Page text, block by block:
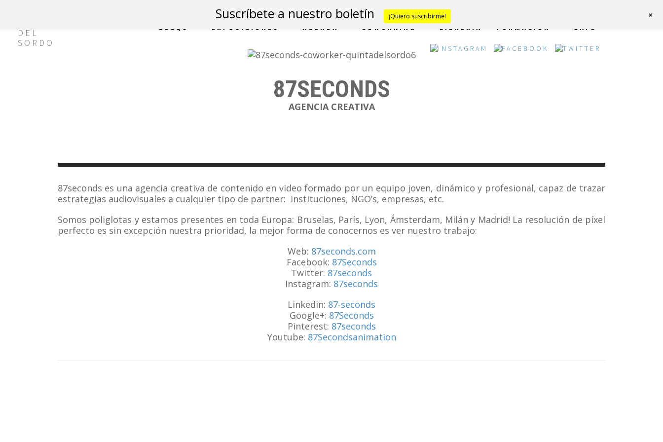
CCCQS EXPOSICIONES AGENDA COWORKING LIBRERÍA FORMACIÓN CAFÉ
87SECONDS
AGENCIA CREATIVA
87seconds es una agencia creativa de contenido en video formado por un equipo joven, dinámico y profesional, capaz de trazar
estrategias audiovisuales a cualquier tipo de partner: instituciones, NGO’s, empresas, etc.
Somos poliglotas y estamos presentes en toda Europa: Bruselas, París, Lyon, Ámsterdam, Milán y Madrid! La resolución de píxel
perfecto es sin excepción nuestra prioridad, la mejor forma de conocernos es ver nuestro trabajo:
Web: 87seconds.com
Facebook: 87Seconds
Twitter: 87seconds
Instagram: 87seconds
Linkedin: 87-seconds
Google+: 87Seconds
Pinterest: 87seconds
Youtube: 87Secondsanimation
Suscríbete a nuestro boletín ¡Quiero suscribirme! +